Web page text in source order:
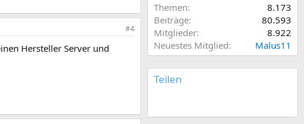
#4
Hersteller Server und
Themen
8.173
Beiträge
80.593
Mitglieder
8.922
Neuestes Mitglied
Malus11
Teilen